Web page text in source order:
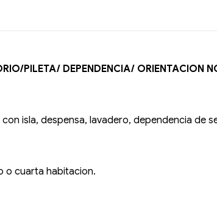
PILETA/ DEPENDENCIA/ ORIENTACION
isla, despensa, lavadero, dependencia de
o cuarta habitacion.